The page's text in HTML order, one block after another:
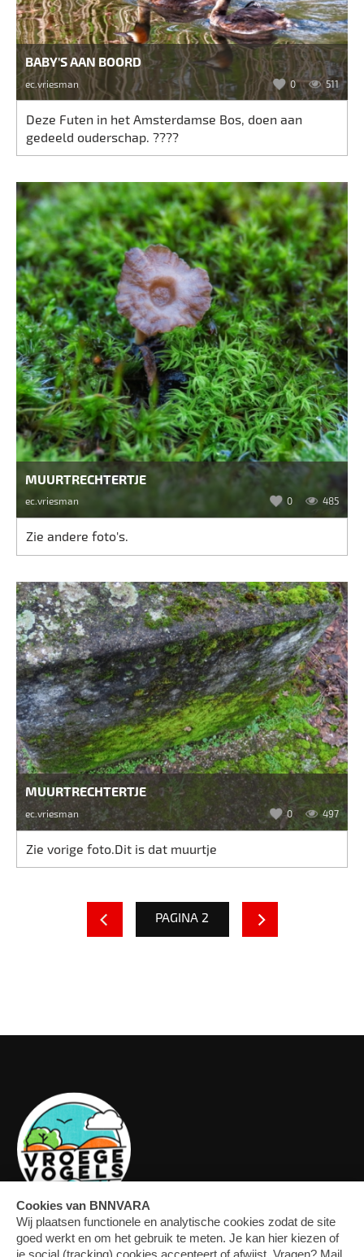
BABY'S AAN BOORD
ec.vriesman 0 511
Deze Futen in het Amsterdamse Bos, doen aan
gedeeld ouderschap. ????
MUURTRECHTERTJE
ec.vriesman 0 485
Zie andere foto's.
MUURTRECHTERTJE
ec.vriesman 0 497
Zie vorige foto.Dit is dat muurtje
PAGINA 2
OVERZICHT FORUM